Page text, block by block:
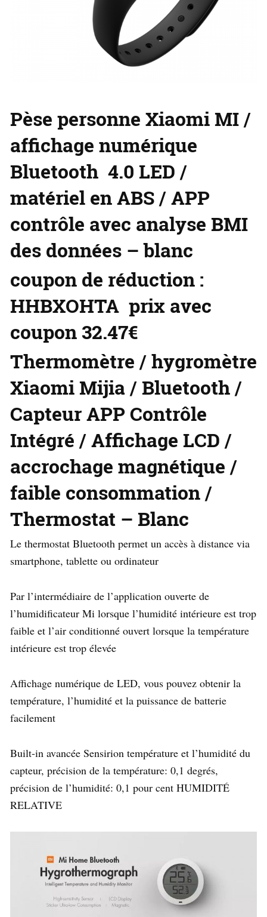
Pèse personne Xiaomi MI /
affichage numérique
Bluetooth 4.0 LED /
matériel en ABS / APP
contrôle avec analyse BMI
des données – blanc
coupon de réduction :
HHBXOHTA prix avec
coupon 32.47€
Thermomètre / hygromètre
Xiaomi Mijia / Bluetooth /
Capteur APP Contrôle
Intégré / Affichage LCD /
accrochage magnétique /
faible consommation /
Thermostat – Blanc
Le thermostat Bluetooth permet un accès à distance via
smartphone, tablette ou ordinateur
Par l’intermédiaire de l’application ouverte de
l’humidificateur Mi lorsque l’humidité intérieure est trop
faible et l’air conditionné ouvert lorsque la température
intérieure est trop élevée
Affichage numérique de LED, vous pouvez obtenir la
température, l’humidité et la puissance de batterie
facilement
Built-in avancée Sensirion température et l’humidité du
capteur, précision de la température: 0,1 degrés,
précision de l’humidité: 0,1 pour cent HUMIDITÉ
RELATIVE